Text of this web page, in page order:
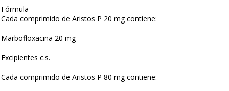
Fórmula
Cada comprimido de Aristos P 20 mg contiene:
Marbofloxacina 20 mg
Excipientes c.s.
Cada comprimido de Aristos P 80 mg contiene: